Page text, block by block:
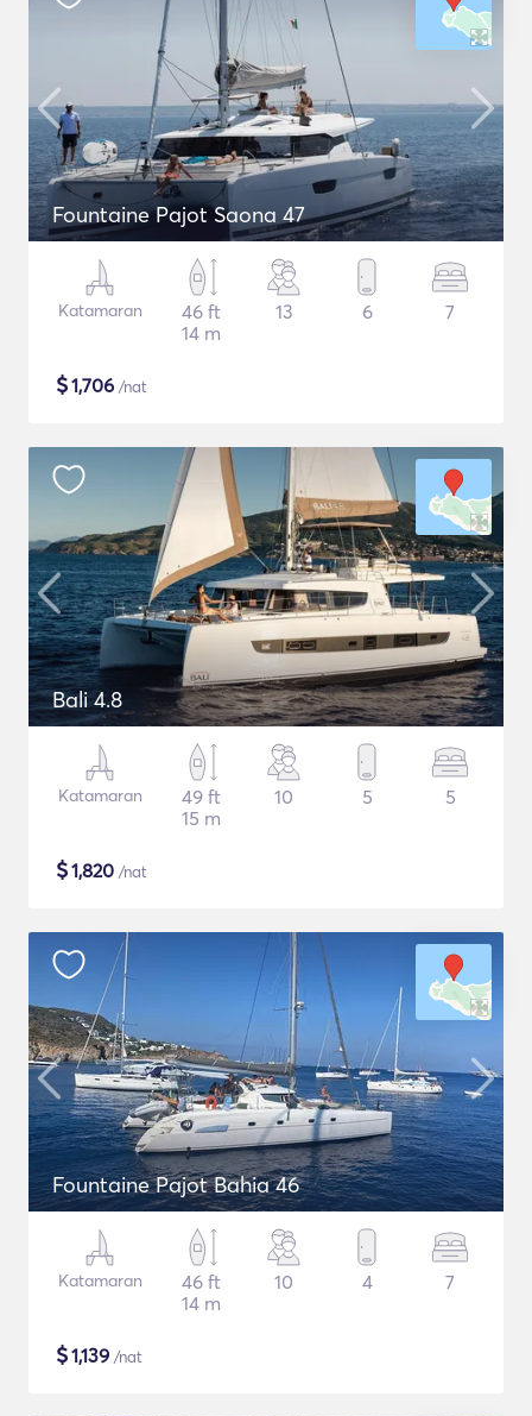
Fountaine Pajot Saona 47
Katamaran
46 ft
14 m
13 6 7
$1,706 /nat
Bali 4.8
Katamaran
49 ft
15 m
10 5 5
$1,820 /nat
Fountaine Pajot Bahia 46
Katamaran
46 ft
14 m
10 4 7
$1,139 /nat